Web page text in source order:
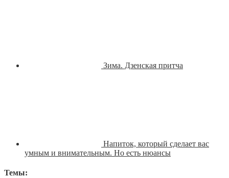
Зима. Дзенская притча
Напиток, который сделает вас
умным и внимательным. Но есть нюансы
Темы: